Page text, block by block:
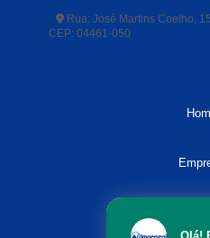
Rua: José Martins Coelho,
CEP: 04461-050